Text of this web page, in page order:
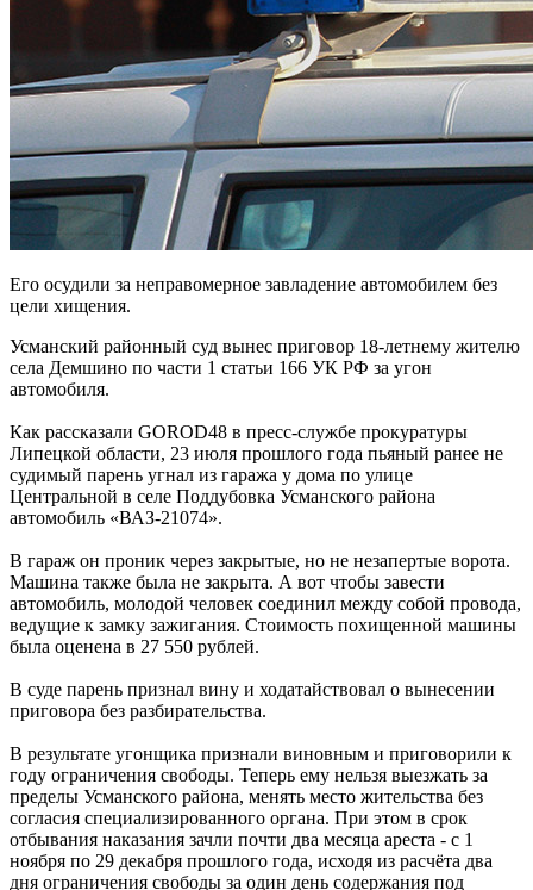
Его осудили за неправомерное завладение автомобилем без
цели хищения.
Усманский районный суд вынес приговор 18-летнему жителю
села Демшино по части 1 статьи 166 УК РФ за угон
автомобиля.
Как рассказали GOROD48 в пресс-службе прокуратуры
Липецкой области, 23 июля прошлого года пьяный ранее не
судимый парень угнал из гаража у дома по улице
Центральной в селе Поддубовка Усманского района
автомобиль «ВАЗ-21074».
В гараж он проник через закрытые, но не незапертые ворота.
Машина также была не закрыта. А вот чтобы завести
автомобиль, молодой человек соединил между собой провода,
ведущие к замку зажигания. Стоимость похищенной машины
была оценена в 27 550 рублей.
В суде парень признал вину и ходатайствовал о вынесении
приговора без разбирательства.
В результате угонщика признали виновным и приговорили к
году ограничения свободы. Теперь ему нельзя выезжать за
пределы Усманского района, менять место жительства без
согласия специализированного органа. При этом в срок
отбывания наказания зачли почти два месяца ареста - с 1
ноября по 29 декабря прошлого года, исходя из расчёта два
дня ограничения свободы за один день содержания под